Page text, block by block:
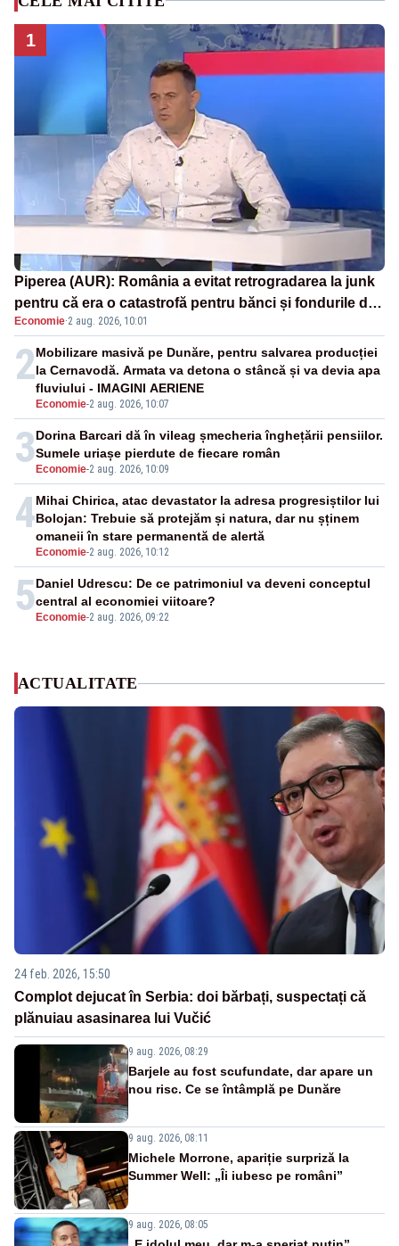
1
Piperea (AUR): România a evitat retrogradarea la junk
pentru că era o catastrofă pentru bănci și fondurile de
pensii
Economie·2 aug. 2026, 10:01
2
Economie-2 aug. 2026, 10:07
Mobilizare masivă pe Dunăre, pentru salvarea producției
la Cernavodă. Armata va detona o stâncă și va devia apa
fluviului - IMAGINI AERIENE
3 Economie-2 aug. 2026, 10:09
Dorina Barcari dă în vileag șmecheria înghețării pensiilor.
Sumele uriașe pierdute de fiecare român
4
Economie-2 aug. 2026, 10:12
Mihai Chirica, atac devastator la adresa progresiștilor lui
Bolojan: Trebuie să protejăm și natura, dar nu șținem
omaneii în stare permanentă de alertă
5 Economie-2 aug. 2026, 09:22
Daniel Udrescu: De ce patrimoniul va deveni conceptul
central al economiei viitoare?
ACTUALITATE
24 feb. 2026, 15:50
Complot dejucat în Serbia: doi bărbați, suspectați că
plănuiau asasinarea lui Vučić
9 aug. 2026, 08:29
Barjele au fost scufundate, dar apare un
nou risc. Ce se întâmplă pe Dunăre
9 aug. 2026, 08:11
Michele Morrone, apariție surpriză la
Summer Well: „Îi iubesc pe români”
9 aug. 2026, 08:05